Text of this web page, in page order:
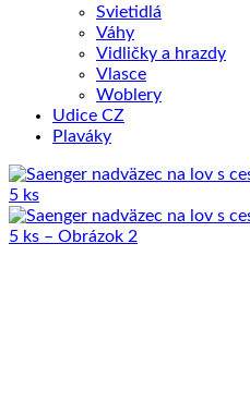
Svietidlá
Váhy
Vidličky a hrazdy
Vlasce
Woblery
Udice CZ
Plaváky